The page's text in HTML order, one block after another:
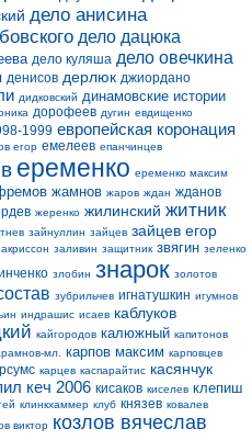
дело анисина
дело дацюка
дело куляша дело овечкина
денисов дерлюк джиордано
дидковский динамовские истории
дорофеев дугин евдищенко
1999 европейская коронация
егор емелеев епанчинцев
еременко еременко максим
жамнов жаров ждан жданов
жеренко жилинский житник
зайнуллин зайцев зайцев егор
заливин защитник звягин зеленко
злобин знарок золотов
зубрильчев игнатушкин игумнов
индрашис исаев каблуков
кайгородов калюжный капитонов
мл. карпов максим карповцев
карцев каспарайтис касянчук
кеч 2006 кисаков киселев клепиш
клинкхаммер клуб князев ковалев
виктор козлов вячеслав